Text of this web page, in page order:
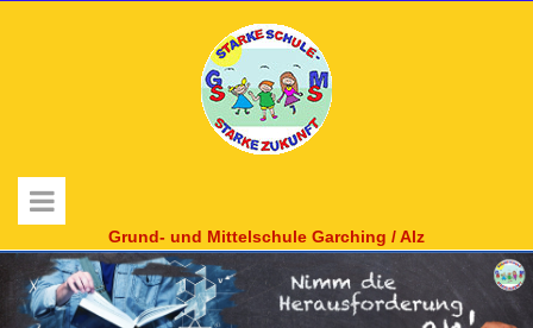
Grund- und Mittelschule Garching / Alz